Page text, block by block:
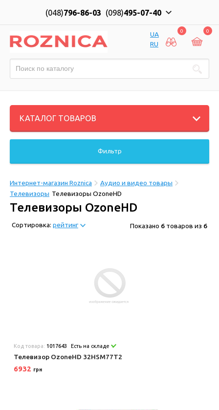
(048)796-86-03 (098)495-07-40
UA
RU
0 0
КАТАЛОГ ТОВАРОВ
Фильтр
Интернет-магазин Roznica
Аудио и видео товары
Телевизоры Телевизоры OzoneHD
Телевизоры OzoneHD
Сортировка: рейтинг Показано 6 товаров из 6
Код товара: 1017643 Есть на складе
Телевизор OzoneHD 32HSM77T2
6932 грн